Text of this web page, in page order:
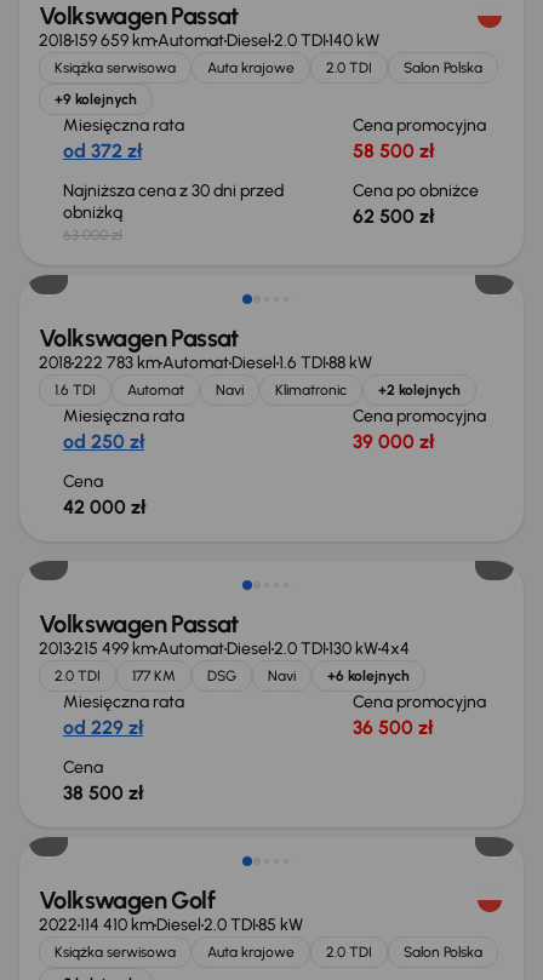
Volkswagen Passat
2018159 659 kmAutomatDiesel2.0 TDI140 kW
Książka serwisowa Auta krajowe 2.0 TDI
Salon Polska
+9 kolejnych
Miesięczna rata
od 372 zł
Cena promocyjna
58 500 zł
Najniższa cena z 30 dni przed
obniżką
63 000 zł
Cena po obniżce
62 500 zł
Volkswagen Passat
2018222 783 kmAutomatDiesel1.6 TDI88 kW
1.6 TDI Automat Navi Klimatronic +2 kolejnych
Miesięczna rata
od 250 zł
Cena promocyjna
39 000 zł
Cena
42 000 zł
Volkswagen Passat
2013215 499 kmAutomatDiesel2.0 TDI130 kW4x4
2.0 TDI 177 KM DSG Navi +6 kolejnych
Miesięczna rata
od 229 zł
Cena promocyjna
36 500 zł
Cena
38 500 zł
Świeżo skupione
Volkswagen Golf
2022114 410 kmDiesel2.0 TDI85 kW
Książka serwisowa Auta krajowe 2.0 TDI
Salon Polska